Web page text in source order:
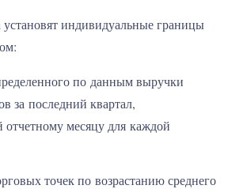
индивидуальные границы
по данным выручки
за последний квартал,
месяцу для каждой
точек по возрастанию среднего